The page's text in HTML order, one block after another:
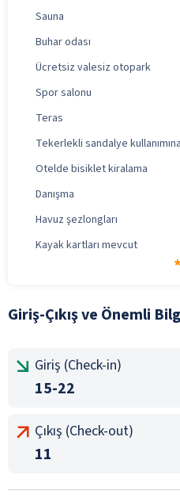
Sauna
Buhar odası
Ücretsiz valesiz otopark
Spor salonu
Teras
Tekerlekli sandalye
Otelde bisiklet kiralama
Danışma
Havuz şezlongları
Kayak kartları mevcut
Giriş-Çıkış ve Önemli
Giriş (Check-in)
15-22
Çıkış (Check-out)
11